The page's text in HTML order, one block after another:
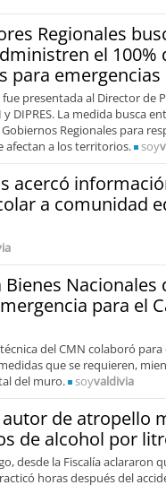
Regionales
el 100%
para emergencias
presentada al Director de
y DIPRES. La medida busca
Regionales para
afectan a los territorios.
soy
acercó
a comunidad
Bienes Nacionales
para el
del CMN colaboró
que se requieren,
del muro.
soyvaldivia
autor de atropello
de alcohol por
desde la Fiscalía aclararon
horas después del